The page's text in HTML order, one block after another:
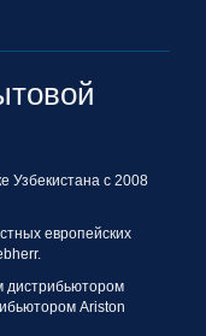
Узбекистана с 2008
европейских
дистрибьютором
Ariston